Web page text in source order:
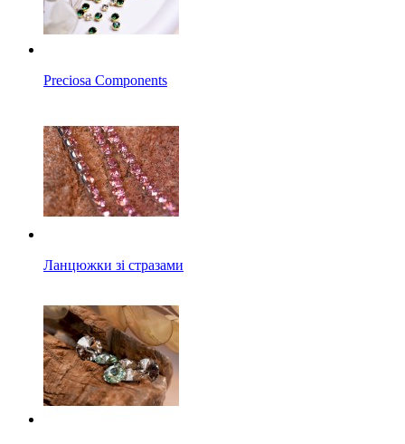
Preciosa Components
Ланцюжки зі стразами